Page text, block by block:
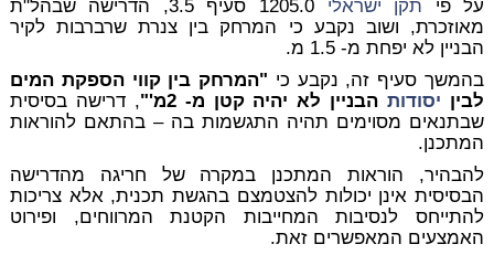
על פי תקן ישראלי
1205.0 סעיף 3.5, הדרישה שבהל"ת
מאוזכרת, ושוב נקבע כי המרחק בין צנרת שרברבות לקיר
הבניין לא יפחת מ- 1.5 מ.
בהמשך סעיף זה, נקבע כי "המרחק בין קווי הספקת המים
לבין יסודותהבניין לא יהיה קטן מ- 2מ'"
, דרישה בסיסית
שבתנאים מסוימים תהיה התגשמות בה – בהתאם להוראות
המתכנן.
להבהיר, הוראות המתכנן במקרה של חריגה מהדרישה
הבסיסית אינן יכולות להצטמצם בהגשת תכנית, אלא צריכות
להתייחס לנסיבות המחייבות הקטנת המרווחים, ופירוט
האמצעים המאפשרים זאת.